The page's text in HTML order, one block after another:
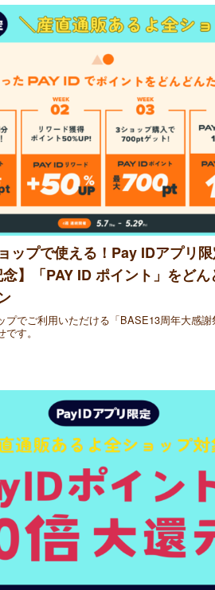
ップで使える！Pay IDアプリ限
念】「PAY ID ポイント」をど
プでご利用いただける「BASE13周年大感
す。